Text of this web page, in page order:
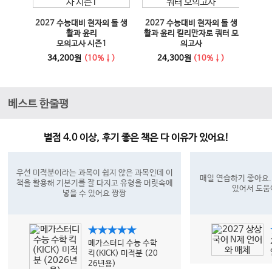
2027 수능대비 현자의 돌 생
활과 윤리
모의고사 시즌1
34,200원 (10%↓)
2027 수능대비 현자의 돌 생
활과 윤리 킬리만자로 쿼터 모
의고사
24,300원 (10%↓)
이전 슬라이드 다음 슬라이드
베스트 한줄평
별점 4.0 이상, 후기 좋은 책은 다 이유가 있어요!
우선 미적분이라는 과목이 쉽지 않은 과목인데 이
책을 활용해 기본기를 잘 다지고 유형을 머릿속에
넣을 수 있어요 짱짱
★★★★★
메가스터디 수능 수학
킥(KICK) 미적분 (20
26년용)
매일 연습하기 좋아
있어서 도